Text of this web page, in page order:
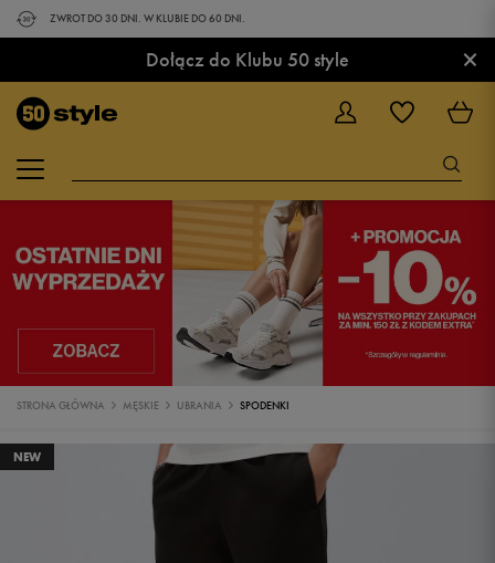
ZWROT DO 30 DNI. W KLUBIE DO 60 DNI.
Dołącz do Klubu 50 style ×
STRONA GŁÓWNA MĘSKIE UBRANIA SPODENKI
NEW